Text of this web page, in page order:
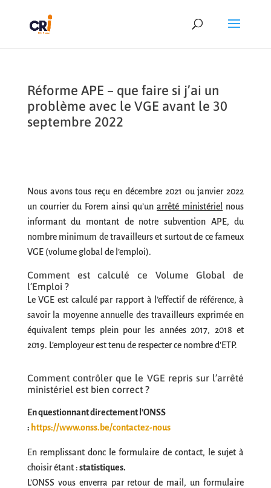
Réforme APE – que faire si j’ai un
problème avec le VGE avant le 30
septembre 2022
Nous avons tous reçu en décembre 2021 ou janvier 2022
un courrier du Forem ainsi qu’unarrêté ministériel
nous
informant du montant de notre subvention APE, du
nombre minimum de travailleurs et surtout de ce fameux
VGE (volume global de l’emploi).
Comment est calculé ce Volume Global de
l’Emploi ?
Le VGE est calculé par rapport à l’effectif de référence, à
savoir la moyenne annuelle des travailleurs exprimée en
équivalent temps plein pour les années 2017, 2018 et
2019. L’employeur est tenu de respecter ce nombre d’ETP.
Comment contrôler que le VGE repris sur l’arrêté
ministériel est bien correct ?
En questionnant directement l’ONSS
: https://www.onss.be/contactez-nous
En remplissant donc le formulaire de contact, le sujet à
choisir étant :statistiques.
L’ONSS vous enverra par retour de mail, un formulaire